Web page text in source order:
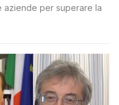
aziende per superare la